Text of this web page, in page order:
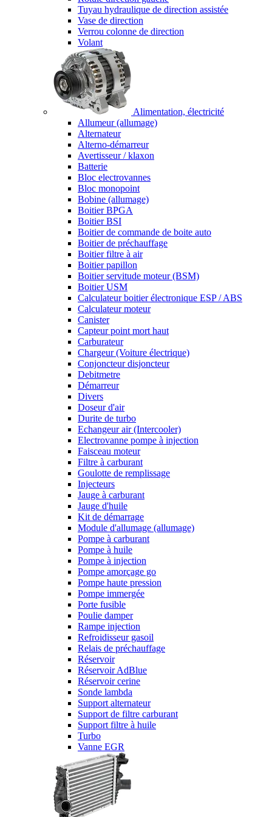
Tuyau hydraulique de direction assistée
Vase de direction
Verrou colonne de direction
Volant
Alimentation, électricité
Allumeur (allumage)
Alternateur
Alterno-démarreur
Avertisseur / klaxon
Batterie
Bloc electrovannes
Bloc monopoint
Bobine (allumage)
Boitier BPGA
Boitier BSI
Boitier de commande de boite auto
Boitier de préchauffage
Boitier filtre à air
Boitier papillon
Boitier servitude moteur (BSM)
Boitier USM
Calculateur boitier électronique ESP / ABS
Calculateur moteur
Canister
Capteur point mort haut
Carburateur
Chargeur (Voiture électrique)
Conjoncteur disjoncteur
Debitmetre
Démarreur
Divers
Doseur d'air
Durite de turbo
Echangeur air (Intercooler)
Electrovanne pompe à injection
Faisceau moteur
Filtre à carburant
Goulotte de remplissage
Injecteurs
Jauge à carburant
Jauge d'huile
Kit de démarrage
Module d'allumage (allumage)
Pompe à carburant
Pompe à huile
Pompe à injection
Pompe amorçage go
Pompe haute pression
Pompe immergée
Porte fusible
Poulie damper
Rampe injection
Refroidisseur gasoil
Relais de préchauffage
Réservoir
Réservoir AdBlue
Réservoir cerine
Sonde lambda
Support alternateur
Support de filtre carburant
Support filtre à huile
Turbo
Vanne EGR